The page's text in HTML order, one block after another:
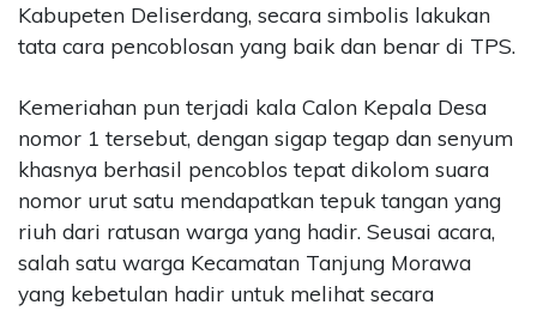
Kabupeten Deliserdang, secara simbolis lakukan
tata cara pencoblosan yang baik dan benar di TPS.
Kemeriahan pun terjadi kala Calon Kepala Desa
nomor 1 tersebut, dengan sigap tegap dan senyum
khasnya berhasil pencoblos tepat dikolom suara
nomor urut satu mendapatkan tepuk tangan yang
riuh dari ratusan warga yang hadir. Seusai acara,
salah satu warga Kecamatan Tanjung Morawa
yang kebetulan hadir untuk melihat secara